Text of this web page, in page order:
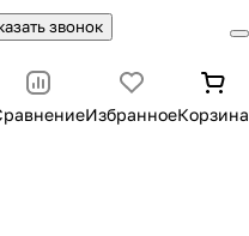
звонок
ИзбранноеКорзина